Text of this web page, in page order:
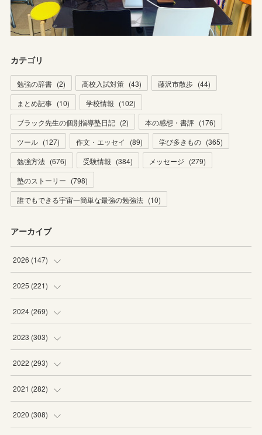
カテゴリ
勉強の辞書 (2) 高校入試対策 (43) 藤沢市散歩 (44)
まとめ記事 (10) 学校情報 (102)
ブラック先生の個別指導塾日記 (2) 本の感想・書評 (176)
ツール (127) 作文・エッセイ (89) 学び多きもの (365)
勉強方法 (676) 受験情報 (384) メッセージ (279)
塾のストーリー (798)
誰でもできる宇宙一簡単な最強の勉強法 (10)
アーカイブ
2026 (147)
(5)
(22
(20
(19
2025 (221)
(19
(20
(19
(20
2024 (269)
(16
(16
(21
(20
2023 (303)
(27
(25
(29
2022 (293)
(18
(27
2021 (282)
(19
2020 (308)